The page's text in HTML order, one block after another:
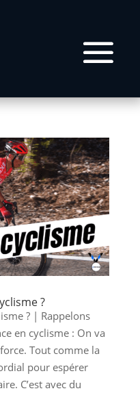
?
? | Rappelons
en cyclisme : On va
Tout comme la
pour espérer
C’est avec du